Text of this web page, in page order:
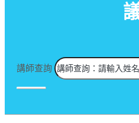
講師查詢